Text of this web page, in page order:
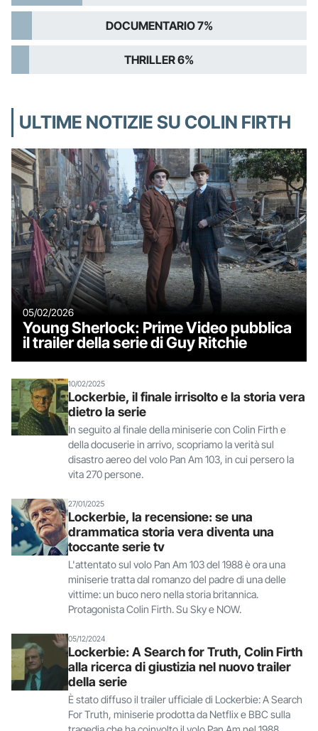
DOCUMENTARIO 7%
THRILLER 6%
ULTIME NOTIZIE SU COLIN FIRTH
05/02/2026
Young Sherlock: Prime Video pubblica
il trailer della serie di Guy Ritchie
10/02/2025
Lockerbie, il finale irrisolto e la storia vera
dietro la serie
In seguito al finale della miniserie con Colin Firth e
della docuserie in arrivo, scopriamo la verità sul
disastro aereo del volo Pan Am 103, in cui persero la
vita 270 persone.
27/01/2025
Lockerbie, la recensione: se una
drammatica storia vera diventa una
toccante serie tv
L'attentato sul volo Pan Am 103 del 1988 è ora una
miniserie tratta dal romanzo del padre di una delle
vittime: un buco nero nella storia britannica.
Protagonista Colin Firth. Su Sky e NOW.
05/12/2024
Lockerbie: A Search for Truth, Colin Firth
alla ricerca di giustizia nel nuovo trailer
della serie
È stato diffuso il trailer ufficiale di Lockerbie: A Search
For Truth, miniserie prodotta da Netflix e BBC sulla